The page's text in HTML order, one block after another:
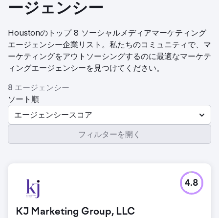
ージェンシー
Houstonのトップ 8 ソーシャルメディアマーケティング
エージェンシー企業リスト。私たちのコミュニティで、マ
ーケティングをアウトソーシングするのに最適なマーケテ
ィングエージェンシーを見つけてください。
8 エージェンシー
ソート順
エージェンシースコア
フィルターを開く
KJ Marketing Group, LLC
4.8